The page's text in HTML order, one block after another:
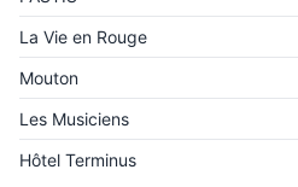
La Vie en Rouge
Mouton
Les Musiciens
Hôtel Terminus